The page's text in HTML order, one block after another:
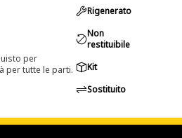
per
per tutte le parti.
Rigenerato
Non
restituibile
Kit
Sostituito